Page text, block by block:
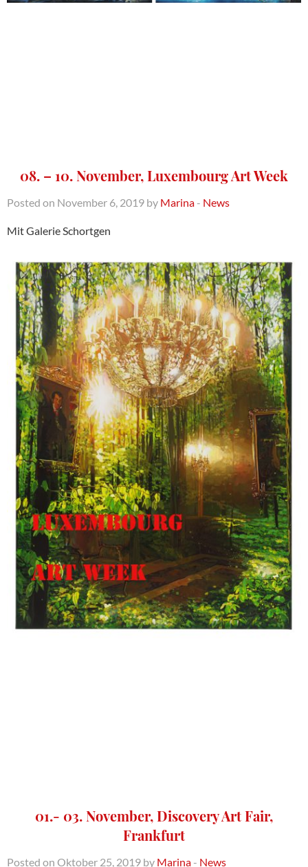
08. – 10. November, Luxembourg Art Week
Posted on November 6, 2019 by Marina - News
Mit Galerie Schortgen
01.- 03. November, Discovery Art Fair,
Frankfurt
Posted on Oktober 25, 2019 by Marina - News